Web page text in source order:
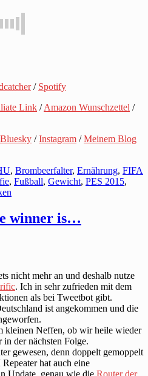
/ Spotify
Link /Amazon Wunschzettel /
Bluesky /Instagram /Meinem Blog
, Brombeerfalter, Ernährung, FIFA
, Fußball, Gewicht, PES 2015,
winner is…
nicht mehr an und deshalb nutze
. Ich in sehr zufrieden mit dem
als bei Tweetbot gibt.
ist angekommen und die
kleinen Neffen, ob wir heile wieder
der nächsten Folge.
gewesen, denn doppelt gemoppelt
hat auch eine